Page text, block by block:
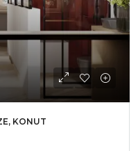
KONUT